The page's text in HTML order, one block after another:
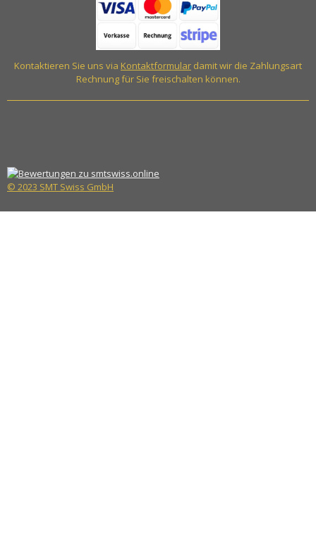
Kontaktieren Sie uns via Kontaktformular damit wir die Zahlungsart
Rechnung für Sie freischalten können.
© 2023 SMT Swiss GmbH